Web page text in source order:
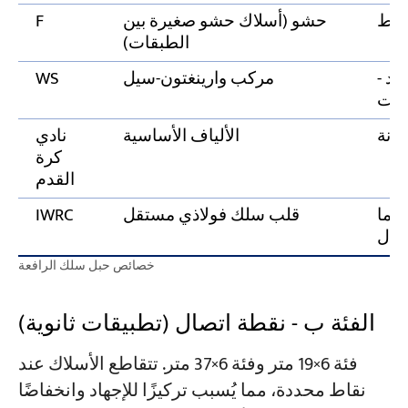
F حشو (أسلاك حشو صغيرة بين
الطبقات)
WS مركب وارينغتون-سيل -
نادي
كرة
القدم
الألياف الأساسية
IWRC قلب سلك فولاذي مستقل 1.08 ضعف ما
خصائص حبل سلك الرافعة
الفئة ب - نقطة اتصال (تطبيقات ثانوية)
فئة 6×19 متر وفئة 6×37 متر. تتقاطع الأسلاك عند
نقاط محددة، مما يُسبب تركيزًا للإجهاد وانخفاضًا